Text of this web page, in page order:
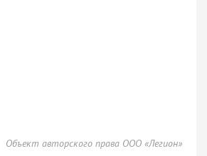
Объект авторского права ООО «Легион»